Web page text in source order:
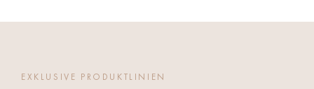
EXKLUSIVE PRODUKTLINIEN